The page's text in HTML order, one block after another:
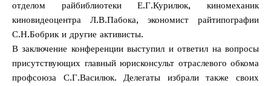
отделом райбиблиотеки Е.Г.Курилюк, киномеханик
киновидеоцентра Л.В.Пабока, экономист райтипографии
С.Н.Бобрик и другие активисты.
В заключение конференции выступил и ответил на вопросы
присутствующих главный юрисконсульт отраслевого обкома
профсоюза С.Г.Василюк. Делегаты избрали также своих